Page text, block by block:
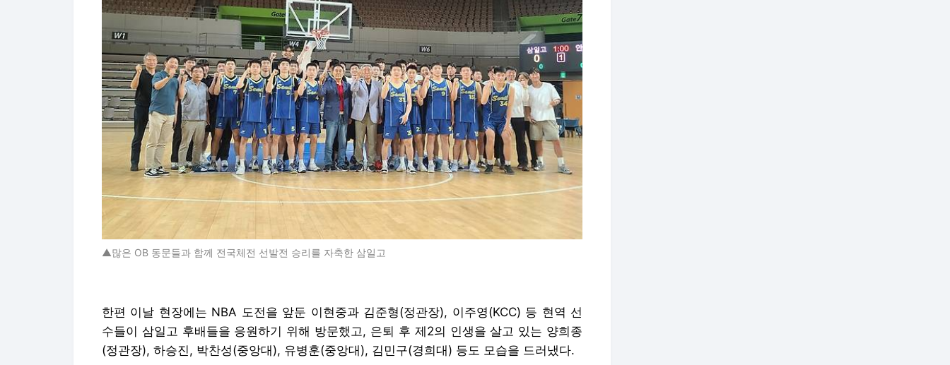
▲많은 OB 동문들과 함께 전국체전 선발전 승리를 자축한 삼일고
한편 이날 현장에는 NBA 도전을 앞둔 이현중과 김준형(정관장), 이주영(KCC) 등 현역 선
수들이 삼일고 후배들을 응원하기 위해 방문했고, 은퇴 후 제2의 인생을 살고 있는 양희종
(정관장), 하승진, 박찬성(중앙대), 유병훈(중앙대), 김민구(경희대) 등도 모습을 드러냈다.